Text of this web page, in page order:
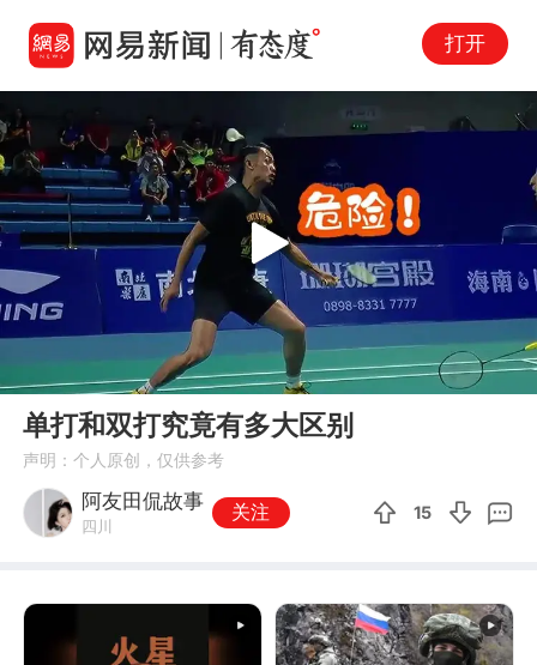
打开
00:48
Play
单打和双打究竟有多大区别
声明：个人原创，仅供参考
阿友田侃故事
四川
关注 15